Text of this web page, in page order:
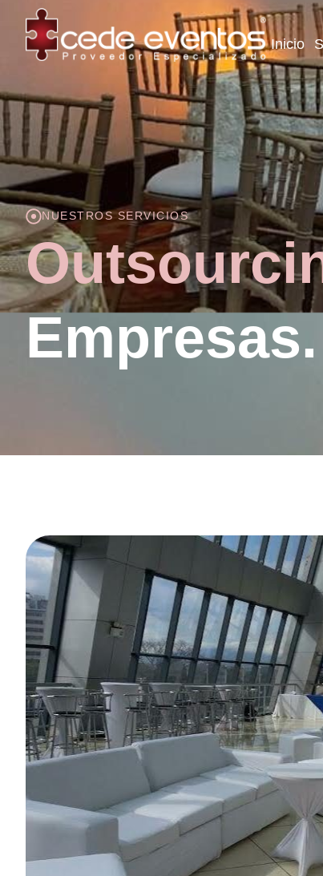
Inicio
NUESTROS SERVICIOS
Empresas.